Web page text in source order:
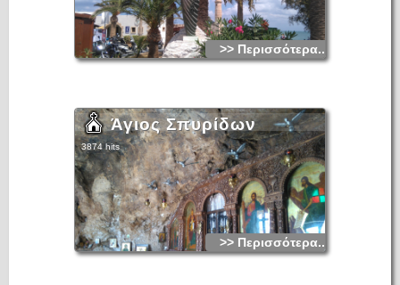
>> Περισσότερα...
Άγιος Σπυρίδων
3874 hits
>> Περισσότερα...